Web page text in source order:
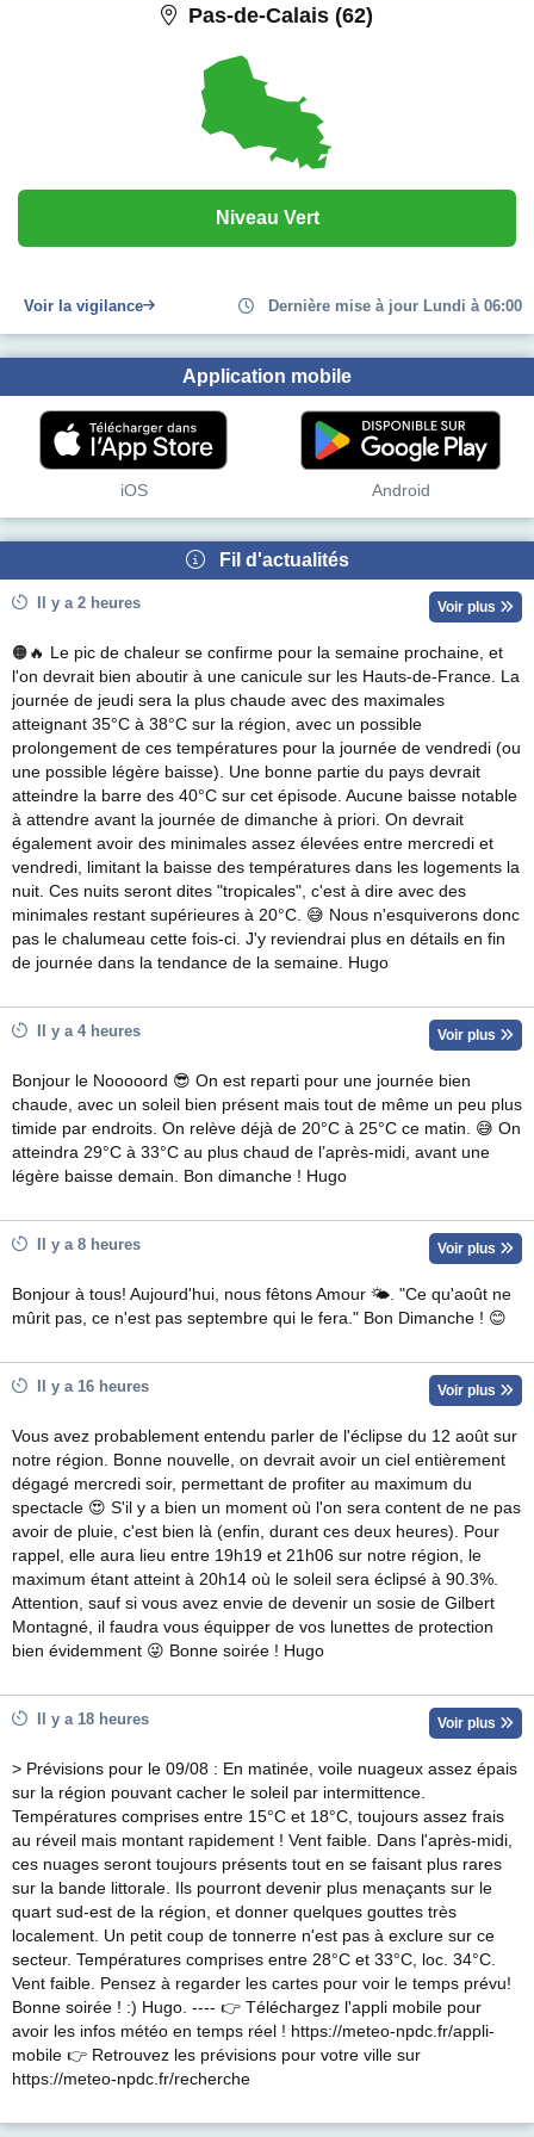
Pas-de-Calais (62)
Niveau Vert
Voir la vigilance Dernière mise à jour Lundi à 06:00
Application mobile
iOS Android
Fil d'actualités
Il y a 2 heures Voir plus
🟠🔥 Le pic de chaleur se confirme pour la semaine prochaine, et
l'on devrait bien aboutir à une canicule sur les Hauts-de-France. La
journée de jeudi sera la plus chaude avec des maximales
atteignant 35°C à 38°C sur la région, avec un possible
prolongement de ces températures pour la journée de vendredi (ou
une possible légère baisse). Une bonne partie du pays devrait
atteindre la barre des 40°C sur cet épisode. Aucune baisse notable
à attendre avant la journée de dimanche à priori. On devrait
également avoir des minimales assez élevées entre mercredi et
vendredi, limitant la baisse des températures dans les logements la
nuit. Ces nuits seront dites "tropicales", c'est à dire avec des
minimales restant supérieures à 20°C. 😅 Nous n'esquiverons donc
pas le chalumeau cette fois-ci. J'y reviendrai plus en détails en fin
de journée dans la tendance de la semaine. Hugo
Il y a 4 heures Voir plus
Bonjour le Nooooord 😎 On est reparti pour une journée bien
chaude, avec un soleil bien présent mais tout de même un peu plus
timide par endroits. On relève déjà de 20°C à 25°C ce matin. 😅 On
atteindra 29°C à 33°C au plus chaud de l’après-midi, avant une
légère baisse demain. Bon dimanche ! Hugo
Il y a 8 heures Voir plus
Bonjour à tous! Aujourd'hui, nous fêtons Amour 🌤. "Ce qu'août ne
mûrit pas, ce n'est pas septembre qui le fera." Bon Dimanche ! 😊
Il y a 16 heures Voir plus
Vous avez probablement entendu parler de l'éclipse du 12 août sur
notre région. Bonne nouvelle, on devrait avoir un ciel entièrement
dégagé mercredi soir, permettant de profiter au maximum du
spectacle 😍 S'il y a bien un moment où l'on sera content de ne pas
avoir de pluie, c'est bien là (enfin, durant ces deux heures). Pour
rappel, elle aura lieu entre 19h19 et 21h06 sur notre région, le
maximum étant atteint à 20h14 où le soleil sera éclipsé à 90.3%.
Attention, sauf si vous avez envie de devenir un sosie de Gilbert
Montagné, il faudra vous équipper de vos lunettes de protection
bien évidemment 😜 Bonne soirée ! Hugo
Il y a 18 heures Voir plus
> Prévisions pour le 09/08 : En matinée, voile nuageux assez épais
sur la région pouvant cacher le soleil par intermittence.
Températures comprises entre 15°C et 18°C, toujours assez frais
au réveil mais montant rapidement ! Vent faible. Dans l'après-midi,
ces nuages seront toujours présents tout en se faisant plus rares
sur la bande littorale. Ils pourront devenir plus menaçants sur le
quart sud-est de la région, et donner quelques gouttes très
localement. Un petit coup de tonnerre n'est pas à exclure sur ce
secteur. Températures comprises entre 28°C et 33°C, loc. 34°C.
Vent faible. Pensez à regarder les cartes pour voir le temps prévu!
Bonne soirée ! :) Hugo. ---- 👉 Téléchargez l'appli mobile pour
avoir les infos météo en temps réel ! https://meteo-npdc.fr/appli-
mobile 👉 Retrouvez les prévisions pour votre ville sur
https://meteo-npdc.fr/recherche